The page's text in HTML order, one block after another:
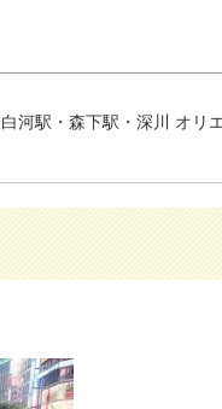
河駅・森下駅・深川 オリ